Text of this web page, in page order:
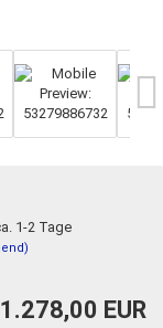
1-2 Tage
1.278,00 EUR